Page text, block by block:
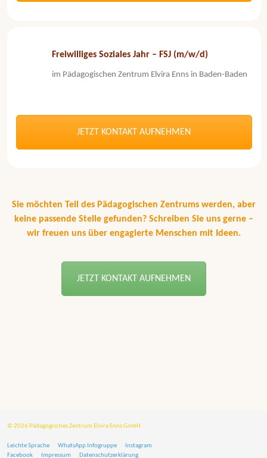
Freiwilliges Soziales Jahr – FSJ (m/w/d)
im Pädagogischen Zentrum Elvira Enns in Baden-Baden
JETZT KONTAKT AUFNEHMEN
Sie möchten Teil des Pädagogischen Zentrums werden, aber
keine passende Stelle gefunden? Schreiben Sie uns gerne –
wir freuen uns über engagierte Menschen mit Ideen.
JETZT KONTAKT AUFNEHMEN
© 2026 Pädagogisches Zentrum Elvira Enns GmbH
Leichte Sprache WhatsApp Infogruppe
Instagram
Facebook
Impressum Datenschutzerklärung